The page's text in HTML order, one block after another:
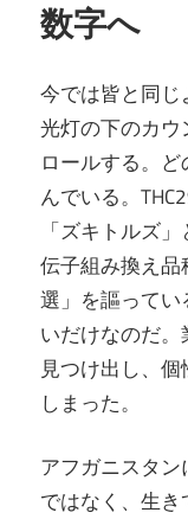
数字へ
今では皆と同
光灯の下のカ
ロールする。
んでいる。
「ズキトルズ
伝子組み換え
選」を謳って
いだけなのだ
見つけ出し、
しまった。
アフガニスタ
ではなく、生